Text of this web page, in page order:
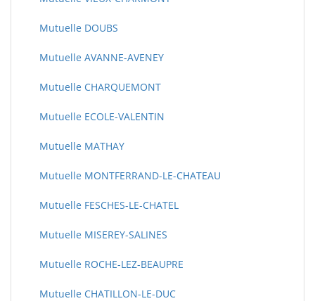
Mutuelle DOUBS
Mutuelle AVANNE-AVENEY
Mutuelle CHARQUEMONT
Mutuelle ECOLE-VALENTIN
Mutuelle MATHAY
Mutuelle MONTFERRAND-LE-CHATEAU
Mutuelle FESCHES-LE-CHATEL
Mutuelle MISEREY-SALINES
Mutuelle ROCHE-LEZ-BEAUPRE
Mutuelle CHATILLON-LE-DUC